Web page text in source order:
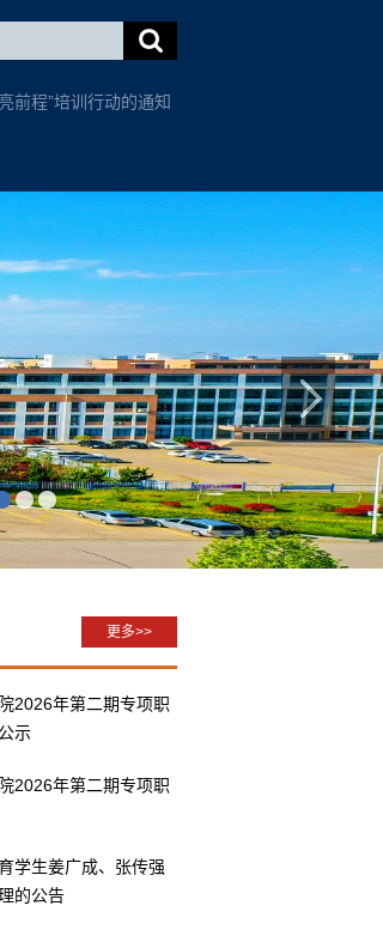
前程”培训行动的通知
更多>>
2026年第二期专项职
示
2026年第二期专项职
学生姜广成、张传强
的公告